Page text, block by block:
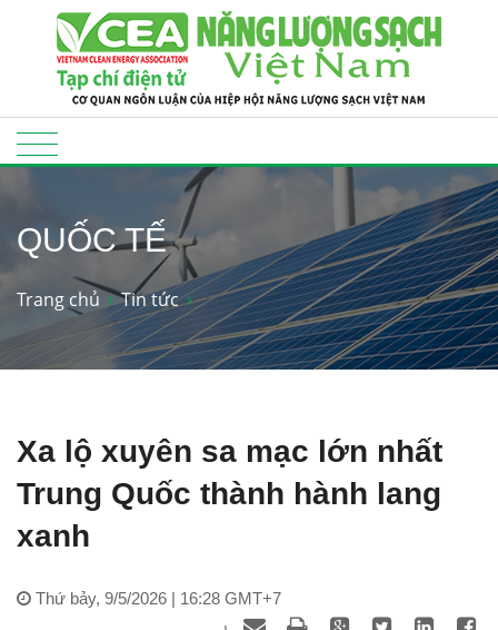
QUỐC TẾ
Trang chủ Tin tức
Xa lộ xuyên sa mạc lớn nhất
Trung Quốc thành hành lang
xanh
Thứ bảy, 9/5/2026 | 16:28 GMT+7